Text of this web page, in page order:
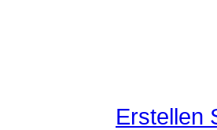
Erstellen